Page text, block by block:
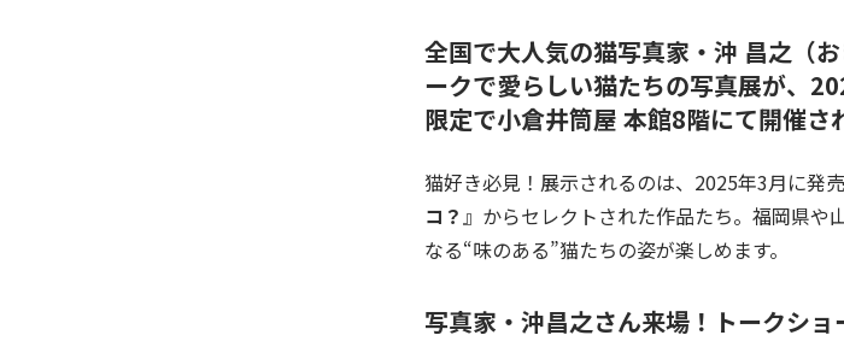
全国で大人気の猫写真家・ 沖 昌之（
ークで愛らしい猫たちの写真展が、
限定で小倉井筒屋 本館8階にて開催さ
猫好き必見！展示されるのは、2025年3月に発
コ？』からセレクトされた作品たち。福岡県や
なる“味のある”猫たちの姿が楽しめます。
写真家・沖昌之さん来場！トークシ